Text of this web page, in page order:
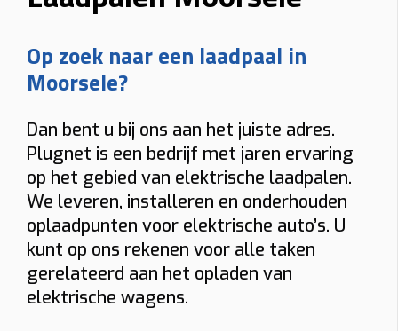
Op zoek naar een laadpaal in
Moorsele?
Dan bent u bij ons aan het juiste adres.
Plugnet is een bedrijf met jaren ervaring
op het gebied van elektrische laadpalen.
We leveren, installeren en onderhouden
oplaadpunten voor elektrische auto’s. U
kunt op ons rekenen voor alle taken
gerelateerd aan het opladen van
elektrische wagens.